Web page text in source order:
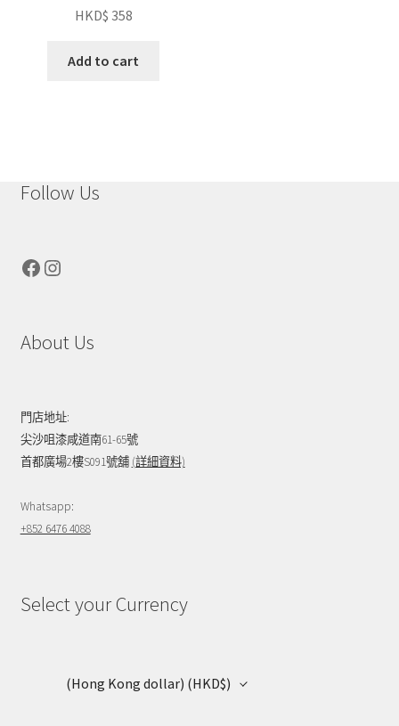
HKD$ 358
Add to cart
Follow Us
Facebook
Instagram
About Us
門店地址:
尖沙咀漆咸道南61-65號
首都廣場2樓S091號舖 (詳細資料)
Whatsapp:
+852 6476 4088
Select your Currency
(Hong Kong dollar) (HKD$)